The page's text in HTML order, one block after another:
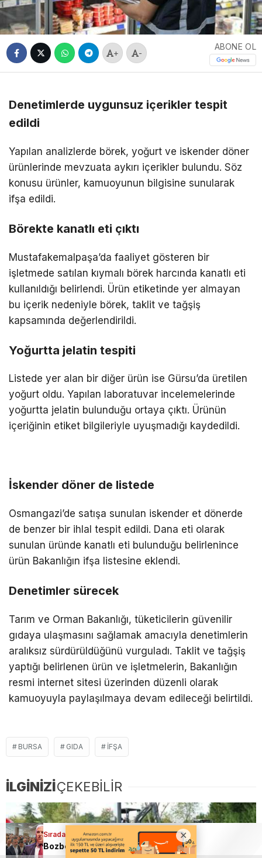
Sıradaki Haber
Bursa’da çocuklar doğayı bilimin ışığında keşfettiler
Sıradaki Haber
Bozbey davasında ara karar açıklandı! Kimlere tahliye çıktı?
+ -
ABONE OL
Denetimlerde uygunsuz içerikler tespit
edildi
Yapılan analizlerde börek, yoğurt ve iskender döner
ürünlerinde mevzuata aykırı içerikler bulundu. Söz
konusu ürünler, kamuoyunun bilgisine sunularak
ifşa edildi.
Börekte kanatlı eti çıktı
Mustafakemalpaşa’da faaliyet gösteren bir
işletmede satılan kıymalı börek harcında kanatlı eti
kullanıldığı belirlendi. Ürün etiketinde yer almayan
bu içerik nedeniyle börek, taklit ve tağşiş
kapsamında değerlendirildi.
Yoğurtta jelatin tespiti
Listede yer alan bir diğer ürün ise Gürsu’da üretilen
yoğurt oldu. Yapılan laboratuvar incelemelerinde
yoğurtta jelatin bulunduğu ortaya çıktı. Ürünün
içeriğinin etiket bilgileriyle uyuşmadığı kaydedildi.
İskender döner de listede
Osmangazi’de satışa sunulan iskender et dönerde
de benzer bir ihlal tespit edildi. Dana eti olarak
sunulan üründe kanatlı eti bulunduğu belirlenince
ürün Bakanlığın ifşa listesine eklendi.
Denetimler sürecek
Tarım ve Orman Bakanlığı, tüketicilerin güvenilir
gıdaya ulaşmasını sağlamak amacıyla denetimlerin
aralıksız sürdürüldüğünü vurguladı. Taklit ve tağşiş
yaptığı belirlenen ürün ve işletmelerin, Bakanlığın
resmi internet sitesi üzerinden düzenli olarak
kamuoyuyla paylaşılmaya devam edileceği belirtildi.
BURSA GIDA IFŞA
İLGİNİZİÇEKEBİLİR